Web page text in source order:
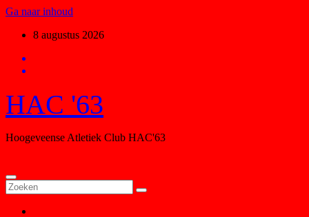
Ga naar inhoud
8 augustus 2026
HAC '63
Hoogeveense Atletiek Club HAC'63